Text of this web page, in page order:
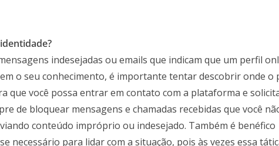
indesejadas ou emails que indicam que um perfil
o seu conhecimento, é importante tentar descobrir onde o
que você possa entrar em contato com a plataforma e
de bloquear mensagens e chamadas recebidas que você
conteúdo impróprio ou indesejado. Também é benéfico
necessário para lidar com a situação, pois às vezes essa